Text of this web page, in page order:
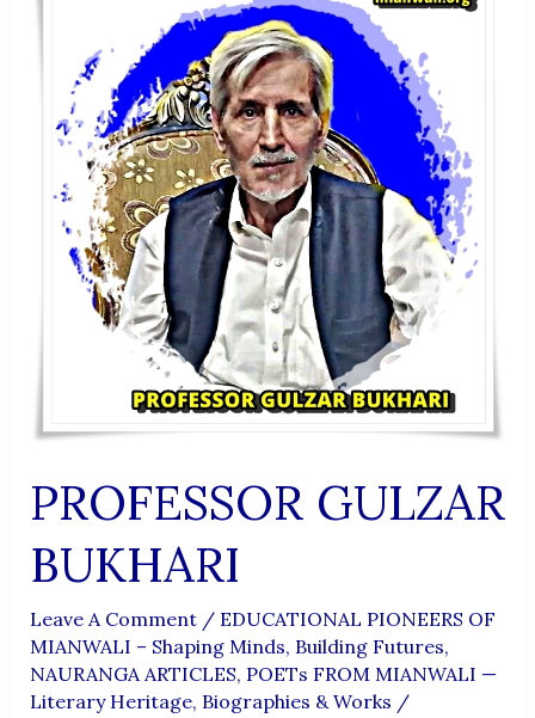
PROFESSOR GULZAR
BUKHARI
Leave A Comment / EDUCATIONAL PIONEERS OF
MIANWALI – Shaping Minds, Building Futures,
NAURANGA ARTICLES, POETs FROM MIANWALI —
Literary Heritage, Biographies & Works /